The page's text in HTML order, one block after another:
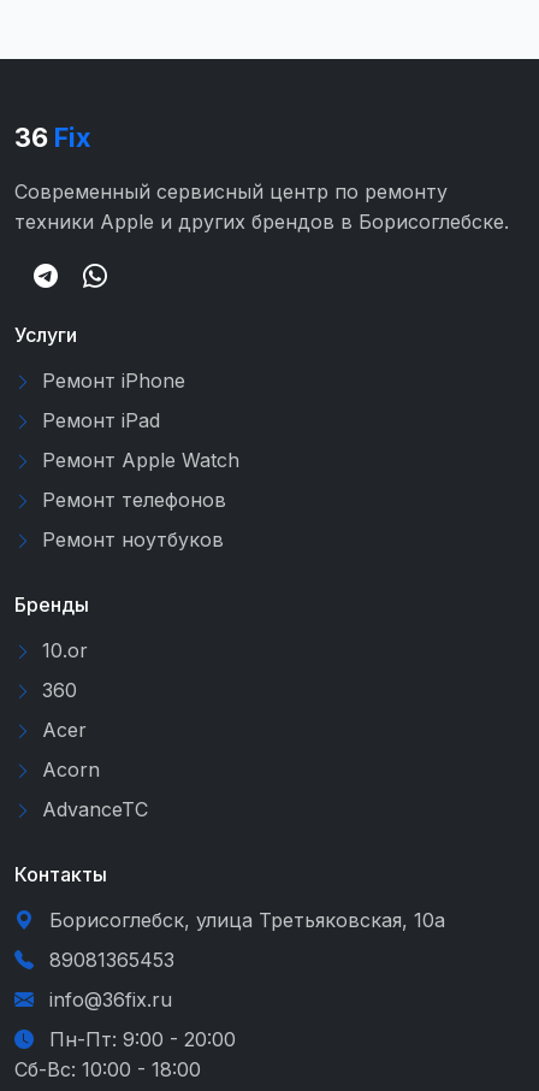
36 Fix
Современный сервисный центр по ремонту
техники Apple и других брендов в Борисоглебске.
Услуги
Ремонт iPhone
Ремонт iPad
Ремонт Apple Watch
Ремонт телефонов
Ремонт ноутбуков
Бренды
10.or
360
Acer
Acorn
AdvanceTC
Контакты
Борисоглебск, улица Третьяковская, 10а
89081365453
info@36fix.ru
Пн-Пт: 9:00 - 20:00
Сб-Вс: 10:00 - 18:00